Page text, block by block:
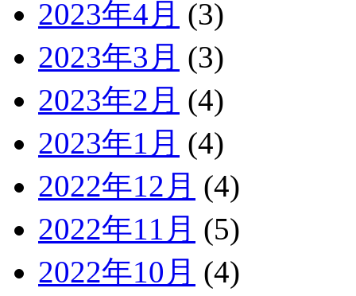
2023年4月 (3)
2023年3月 (3)
2023年2月 (4)
2023年1月 (4)
2022年12月 (4)
2022年11月 (5)
2022年10月 (4)